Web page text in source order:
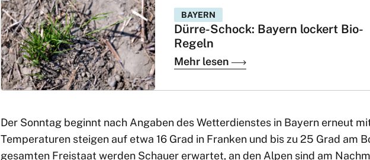
BAYERN
Dürre-Schock: Bayern lockert Bio-
Regeln
Mehr lesen
Der Sonntag beginnt nach Angaben des Wetterdienstes in Bayern erneut
Temperaturen steigen auf etwa 16 Grad in Franken und bis zu 25 Grad am
gesamten Freistaat werden Schauer erwartet, an den Alpen sind am